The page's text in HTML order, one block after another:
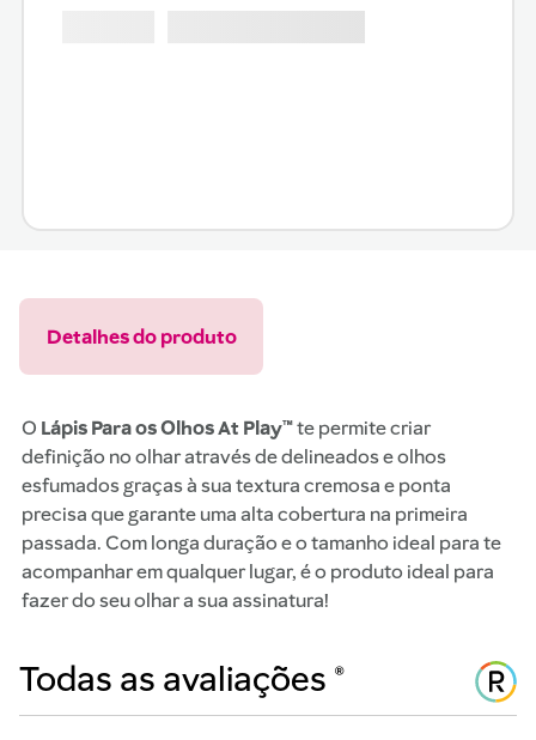
Detalhes do produto
O Lápis Para os Olhos At Play™te permite criar
definição no olhar através de delineados e olhos
esfumados graças à sua textura cremosa e ponta
precisa que garante uma alta cobertura na primeira
passada. Com longa duração e o tamanho ideal para te
acompanhar em qualquer lugar, é o produto ideal para
fazer do seu olhar a sua assinatura!